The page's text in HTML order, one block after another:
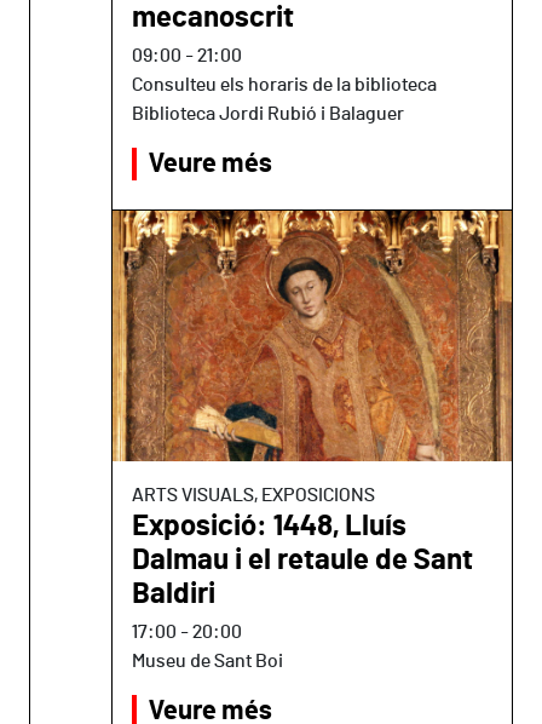
mecanoscrit
09:00 -21:00
Consulteu els horaris de la biblioteca
Biblioteca Jordi Rubió i Balaguer
Veure més
ARTS VISUALS, EXPOSICIONS
Exposició: 1448, Lluís
Dalmau i el retaule de Sant
Baldiri
17:00 -20:00
Museu de Sant Boi
Veure més